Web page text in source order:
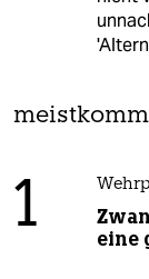
1
eine